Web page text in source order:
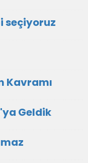
seçiyoruz
Kavramı
Geldik